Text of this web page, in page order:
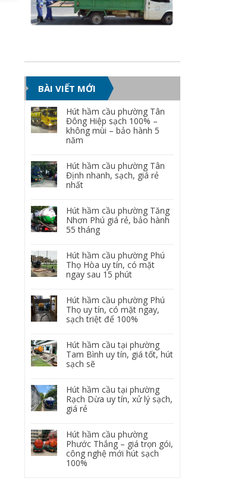
BÀI VIẾT MỚI
Hút hầm cầu phường Tân
Đông Hiệp sạch 100% –
không mùi – bảo hành 5
năm
Hút hầm cầu phường Tân
Định nhanh, sạch, giá rẻ
nhất
Hút hầm cầu phường Tăng
Nhơn Phú giá rẻ, bảo hành
55 tháng
Hút hầm cầu phường Phú
Thọ Hòa uy tín, có mặt
ngay sau 15 phút
Hút hầm cầu phường Phú
Thọ uy tín, có mặt ngay,
sạch triệt để 100%
Hút hầm cầu tại phường
Tam Bình uy tín, giá tốt, hút
sạch sẽ
Hút hầm cầu tại phường
Rạch Dừa uy tín, xử lý sạch,
giá rẻ
Hút hầm cầu phường
Phước Thắng – giá trọn gói,
công nghệ mới hút sạch
100%